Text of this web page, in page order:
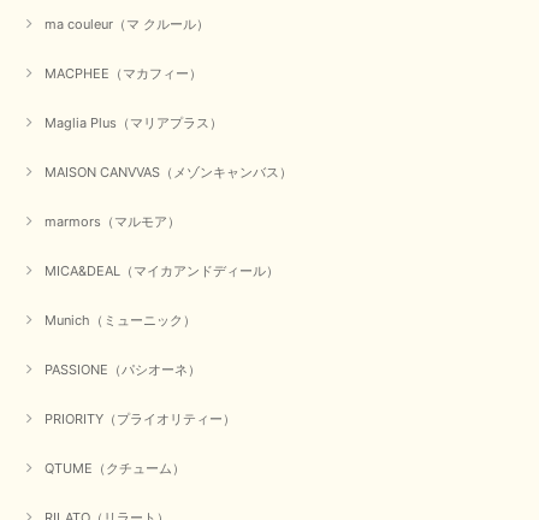
ma couleur（マ クルール）
MACPHEE（マカフィー）
Maglia Plus（マリアプラス）
MAISON CANVVAS（メゾンキャンバス）
marmors（マルモア）
MICA&DEAL（マイカアンドディール）
Munich（ミューニック）
PASSIONE（パシオーネ）
PRIORITY（プライオリティー）
QTUME（クチューム）